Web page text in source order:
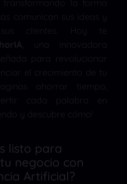
ahorrar tiempo,
cada palabra en
y descubre cómo!
listo para
negocio con
Artificial?